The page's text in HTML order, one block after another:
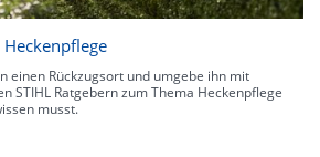
einen Rückzugsort und umgebe ihn mit
STIHL Ratgebern zum Thema Heckenpflege
musst.